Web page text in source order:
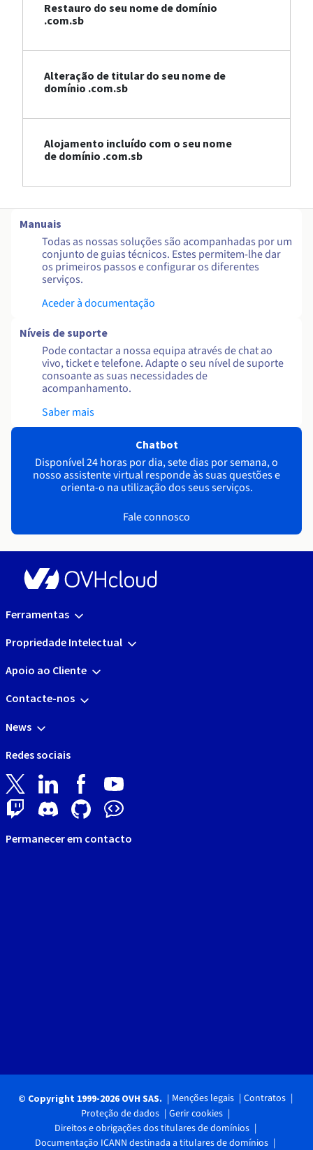
Restauro do seu nome de domínio
.com.sb
Alteração de titular do seu nome de
domínio .com.sb
Alojamento incluído com o seu nome
de domínio .com.sb
Manuais
Todas as nossas soluções são acompanhadas por um
conjunto de guias técnicos. Estes permitem-lhe dar
os primeiros passos e configurar os diferentes
serviços.
Aceder à documentação
Níveis de suporte
Pode contactar a nossa equipa através de chat ao
vivo, ticket e telefone. Adapte o seu nível de suporte
consoante as suas necessidades de
acompanhamento.
Saber mais
Chatbot
Disponível 24 horas por dia, sete dias por semana, o
nosso assistente virtual responde às suas questões e
orienta-o na utilização dos seus serviços.
Fale connosco
Ferramentas
Propriedade Intelectual
Apoio ao Cliente
Contacte-nos
News
Redes sociais
Permanecer em contacto
© Copyright 1999-2026 OVH SAS. Menções legais
Contratos
Proteção de dados
Gerir cookies
Direitos e obrigações dos titulares de domínios
Documentação ICANN destinada a titulares de domínios